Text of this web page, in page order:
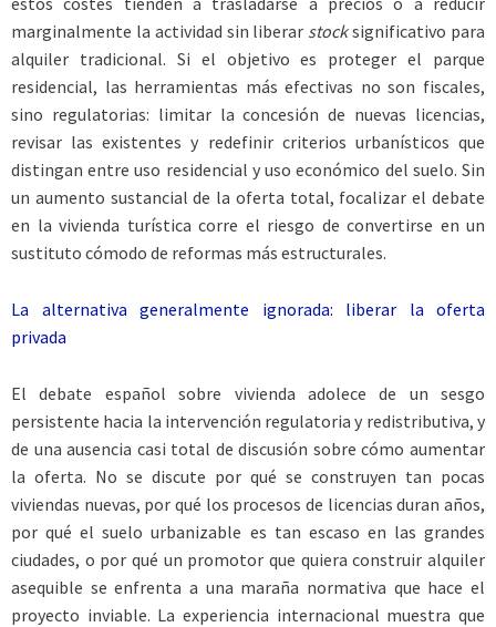
marginalmente la actividad sin liberar stocksignificativo para
alquiler tradicional. Si el objetivo es proteger el parque
residencial, las herramientas más efectivas no son fiscales,
sino regulatorias: limitar la concesión de nuevas licencias,
revisar las existentes y redefinir criterios urbanísticos que
distingan entre uso residencial y uso económico del suelo. Sin
un aumento sustancial de la oferta total, focalizar el debate
en la vivienda turística corre el riesgo de convertirse en un
sustituto cómodo de reformas más estructurales.
La alternativa generalmente ignorada: liberar la oferta
privada
El debate español sobre vivienda adolece de un sesgo
persistente hacia la intervención regulatoria y redistributiva, y
de una ausencia casi total de discusión sobre cómo aumentar
la oferta. No se discute por qué se construyen tan pocas
viviendas nuevas, por qué los procesos de licencias duran años,
por qué el suelo urbanizable es tan escaso en las grandes
ciudades, o por qué un promotor que quiera construir alquiler
asequible se enfrenta a una maraña normativa que hace el
proyecto inviable. La experiencia internacional muestra que